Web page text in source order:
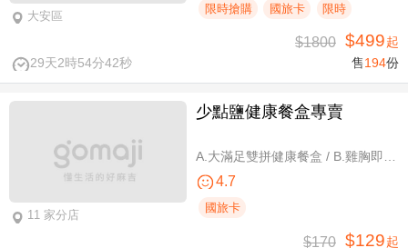
大安區
限時搶購 國旅卡 限時
29天2時54分41秒
$1800 $499起
售194份
11 家分店
少點鹽健康餐盒專賣
A.大滿足雙拼健康餐盒 / B.雞胸即食包三入 / C.雞胸即食包超值組六入
4.7
國旅卡
$170 $129起